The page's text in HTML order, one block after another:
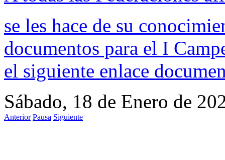
se les hace de su
documentos para el I
el siguiente enlace
Sábado, 18 de Enero de
Anterior Pausa Siguiente